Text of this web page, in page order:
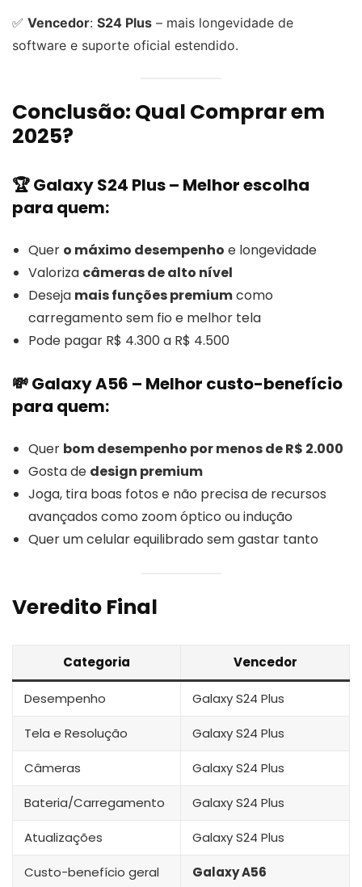
✅ Vencedor: S24 Plus – mais longevidade de
software e suporte oficial estendido.
Conclusão: Qual Comprar em
2025?
🏆Galaxy S24 Plus– Melhor escolha
para quem:
Quer o máximo desempenho e longevidade
Valoriza câmeras de alto nível
Deseja mais funções premiumcomo
carregamento sem fio e melhor tela
Pode pagar R$ 4.300 a R$ 4.500
💸Galaxy A56 – Melhor custo-benefício
para quem:
Quer bom desempenho por menos de R$ 2.000
Gosta de design premium
Joga, tira boas fotos e não precisa de recursos
avançados como zoom óptico ou indução
Quer um celular equilibrado sem gastar tanto
Veredito Final
Categoria Vencedor
Desempenho Galaxy S24 Plus
Tela e Resolução Galaxy S24 Plus
Câmeras Galaxy S24 Plus
Bateria/Carregamento Galaxy S24 Plus
Atualizações Galaxy S24 Plus
Custo-benefício geral Galaxy A56